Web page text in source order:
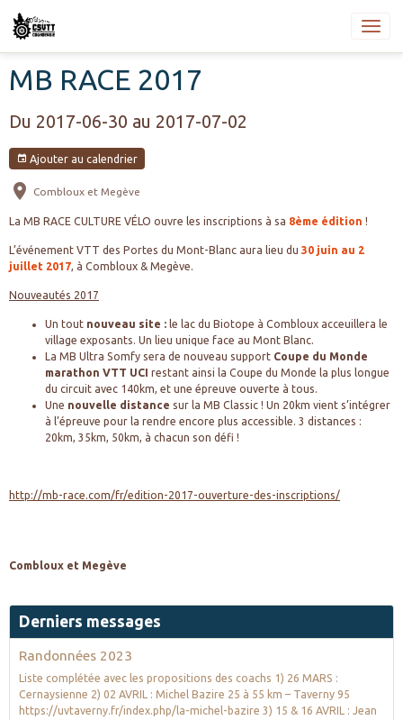
MB RACE 2017
Du 2017-06-30 au 2017-07-02
Ajouter au calendrier
Combloux et Megève
La MB RACE CULTURE VÉLO ouvre les inscriptions à sa 8ème édition !
L’événement VTT des Portes du Mont-Blanc aura lieu du 30 juin au 2
juillet 2017, à Combloux & Megève.
Nouveautés 2017
Un tout nouveau site : le lac du Biotope à Combloux acceuillera le
village exposants. Un lieu unique face au Mont Blanc.
La MB Ultra Somfy sera de nouveau support Coupe du Monde
marathon VTT UCI restant ainsi la Coupe du Monde la plus longue
du circuit avec 140km, et une épreuve ouverte à tous.
Une nouvelle distance sur la MB Classic ! Un 20km vient s’intégrer
à l’épreuve pour la rendre encore plus accessible. 3 distances :
20km, 35km, 50km, à chacun son défi !
http://mb-race.com/fr/edition-2017-ouverture-des-inscriptions/
Combloux et Megève
Derniers messages
Randonnées 2023
Liste complétée avec les propositions des coachs 1) 26 MARS :
Cernaysienne 2) 02 AVRIL : Michel Bazire 25 à 55 km – Taverny 95
https://uvtaverny.fr/index.php/la-michel-bazire 3) 15 & 16 AVRIL : Jean